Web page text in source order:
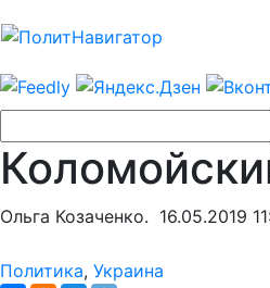
Ольга Козаченко. 16.05.2019
Политика, Украина